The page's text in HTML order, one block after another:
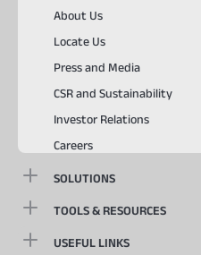
About Us
Locate Us
Press and Media
CSR and Sustainability
Investor Relations
Careers
SOLUTIONS
TOOLS & RESOURCES
USEFUL LINKS